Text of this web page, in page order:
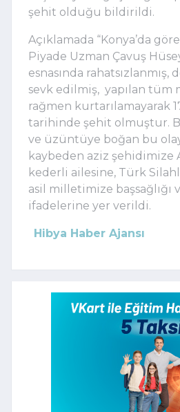
şehit olduğu bildirildi.
Açıklamada “Konya’da
Piyade Uzman Çavuş
esnasında rahatsızlanmış,
sevk edilmiş, yapılan tüm
rağmen kurtarılamayarak
tarihinde şehit olmuştur.
ve üzüntüye boğan bu
kaybeden aziz şehidimize
kederli ailesine, Türk
asil milletimize başsağlığı
ifadelerine yer verildi.
Hibya Haber Ajansı